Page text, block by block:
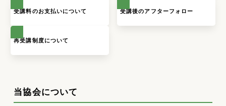
受講料のお支払いについて 受講後のアフターフォロー
再受講制度について
当協会について